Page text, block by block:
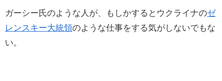
ガーシー氏のような人が、もしかするとウクライナのゼ
レンスキー大統領のような仕事をする気がしないでもな
い。